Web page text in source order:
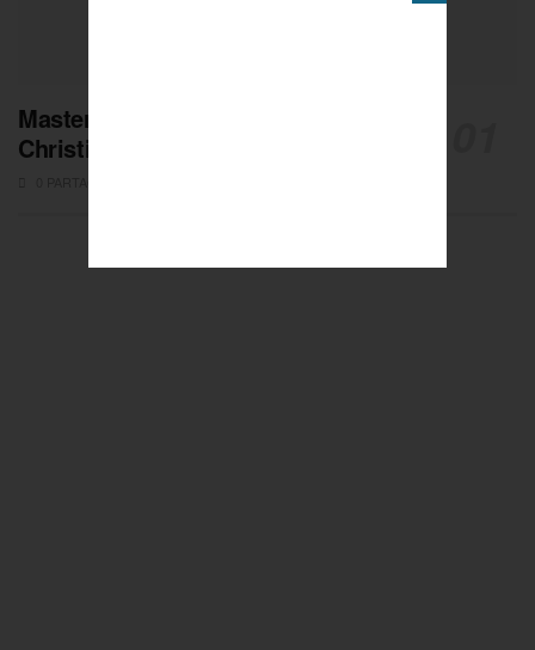
Masters de Pétanque : Les adieux de
Christian Fazzino